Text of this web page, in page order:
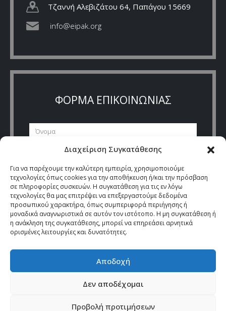
Διαχείριση Συγκατάθεσης
Για να παρέχουμε την καλύτερη εμπειρία, χρησιμοποιούμε
τεχνολογίες όπως cookies για την αποθήκευση ή/και την πρόσβαση
σε πληροφορίες συσκευών. Η συγκατάθεση για τις εν λόγω
τεχνολογίες θα μας επιτρέψει να επεξεργαστούμε δεδομένα
προσωπικού χαρακτήρα, όπως συμπεριφορά περιήγησης ή
μοναδικά αναγνωριστικά σε αυτόν τον ιστότοπο. Η μη συγκατάθεση ή
η ανάκληση της συγκατάθεσης, μπορεί να επηρεάσει αρνητικά
ορισμένες λειτουργίες και δυνατότητες.
Αποδοχή
Δεν αποδέχομαι
Προβολή προτιμήσεων
Τζαννή Αλεβιζάτου 64, Παπάγου 15669
info@eipak.org
ΦΟΡΜΑ ΕΠΙΚΟΙΝΩΝΙΑΣ